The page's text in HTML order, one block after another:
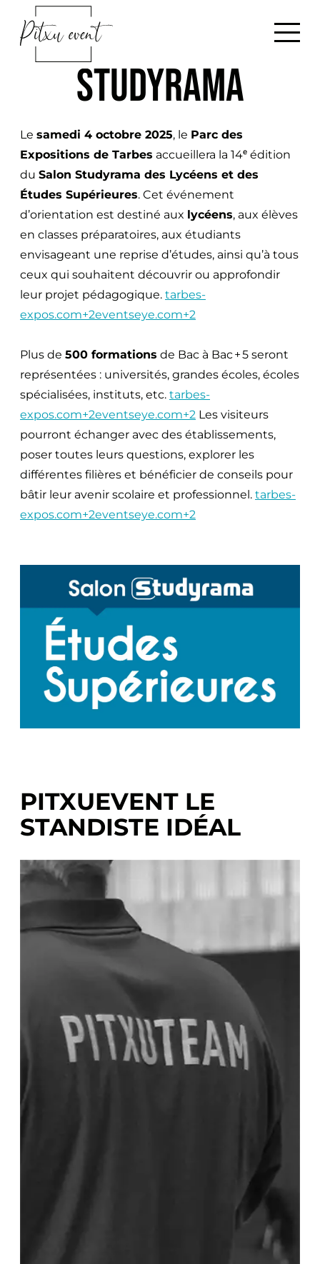
a
m
e
STUDYRAMA
Le samedi 4 octobre 2025, le Parc des
Expositions de Tarbes accueillera la 14ᵉ édition
du Salon Studyrama des Lycéens et des
Études Supérieures. Cet événement
d’orientation est destiné aux lycéens, aux élèves
en classes préparatoires, aux étudiants
envisageant une reprise d’études, ainsi qu’à tous
ceux qui souhaitent découvrir ou approfondir
leur projet pédagogique. tarbes-
expos.com+2eventseye.com+2
Plus de 500 formations de Bac à Bac + 5 seront
représentées : universités, grandes écoles, écoles
spécialisées, instituts, etc. tarbes-
expos.com+2eventseye.com+2 Les visiteurs
pourront échanger avec des établissements,
poser toutes leurs questions, explorer les
différentes filières et bénéficier de conseils pour
bâtir leur avenir scolaire et professionnel. tarbes-
expos.com+2eventseye.com+2
PITXUEVENT LE
STANDISTE IDÉAL